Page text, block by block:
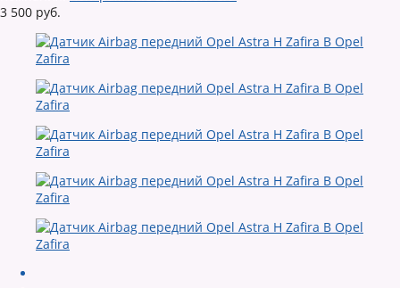
3 500 руб.